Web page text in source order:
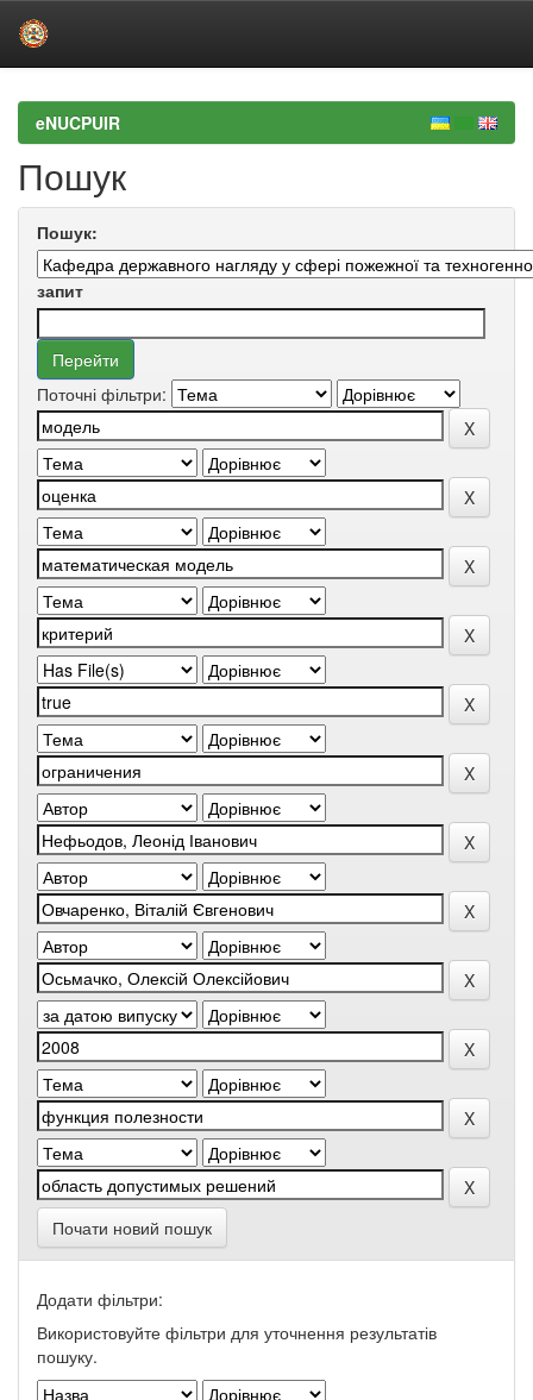
navigationeNUCPUIR
Пошук
Пошук:
запит
Поточні фільтри:
Почати новий пошук
Додати фільтри:
Використовуйте фільтри для уточнення результатів
пошуку.